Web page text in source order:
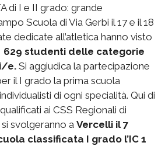
di I e II grado: grande
Scuola di Via Gerbi il 17 e il 18
dedicate all’atletica hanno visto
629 studenti delle categorie
e. Si aggiudica la partecipazione
il I grado la prima scuola
di ogni specialità. Qui di
ai CSS Regionali di
svolgeranno a Vercelli il 7
classificata I grado l’IC 1